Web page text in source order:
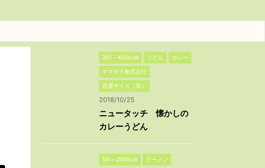
301～400kcal うどん
カレー
ヤマダイ株式会社
普通サイズ（並）
2018/10/25
ニュータッチ 懐かしの
カレーうどん
101～200kcal
ラーメン